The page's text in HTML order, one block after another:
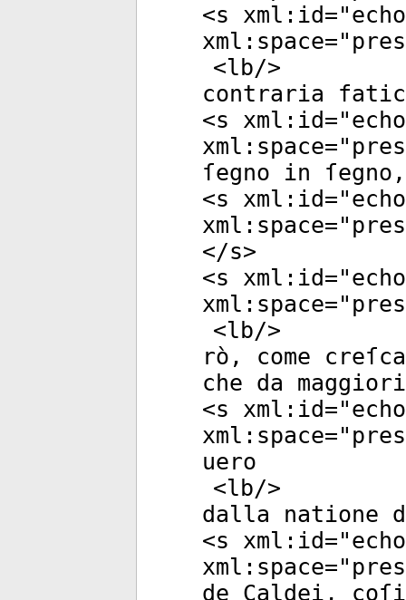
<s xml:id="
xml:space="
<lb/>
contraria
<s xml:id="
xml:space="
ſegno in
<s xml:id="
xml:space="
</s>
<s xml:id="
xml:space="
<lb/>
rò, come
che da
<s xml:id="
xml:space="
uero
<lb/>
dalla natione
<s xml:id="
xml:space="
de Caldei,